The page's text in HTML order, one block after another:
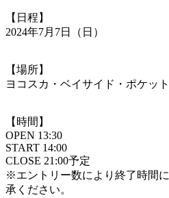
【日程】
2024年7月7日（日）
【場所】
ヨコスカ・ベイサイド・ポケット
【時間】
OPEN 13:30
START 14:00
CLOSE 21:00予定
※エントリー数により終了時間
承ください。